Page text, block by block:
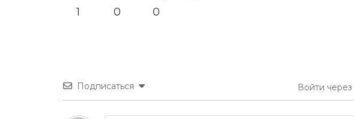
1 0 0
Подписаться Войти через